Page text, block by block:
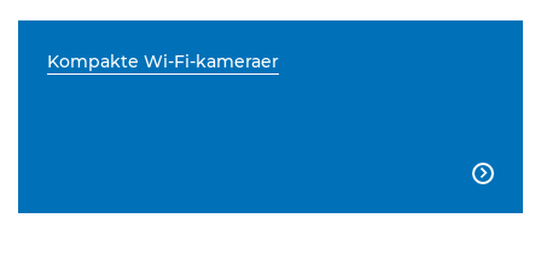
Kompakte Wi-Fi-kameraer
